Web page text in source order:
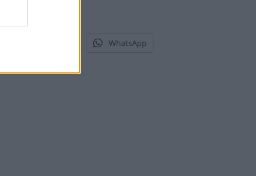
WhatsApp